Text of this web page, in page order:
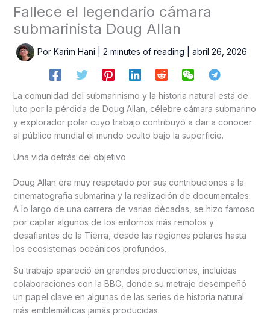
Fallece el legendario cámara
submarinista Doug Allan
Por Karim Hani 2 minutes of reading abril 26, 2026
La comunidad del submarinismo y la historia natural está de
luto por la pérdida de Doug Allan, célebre cámara submarino
y explorador polar cuyo trabajo contribuyó a dar a conocer
al público mundial el mundo oculto bajo la superficie.
Una vida detrás del objetivo
Doug Allan era muy respetado por sus contribuciones a la
cinematografía submarina y la realización de documentales.
A lo largo de una carrera de varias décadas, se hizo famoso
por captar algunos de los entornos más remotos y
desafiantes de la Tierra, desde las regiones polares hasta
los ecosistemas oceánicos profundos.
Su trabajo apareció en grandes producciones, incluidas
colaboraciones con la BBC, donde su metraje desempeñó
un papel clave en algunas de las series de historia natural
más emblemáticas jamás producidas.